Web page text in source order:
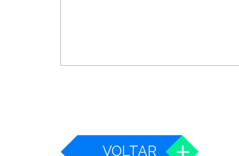
VOLTAR